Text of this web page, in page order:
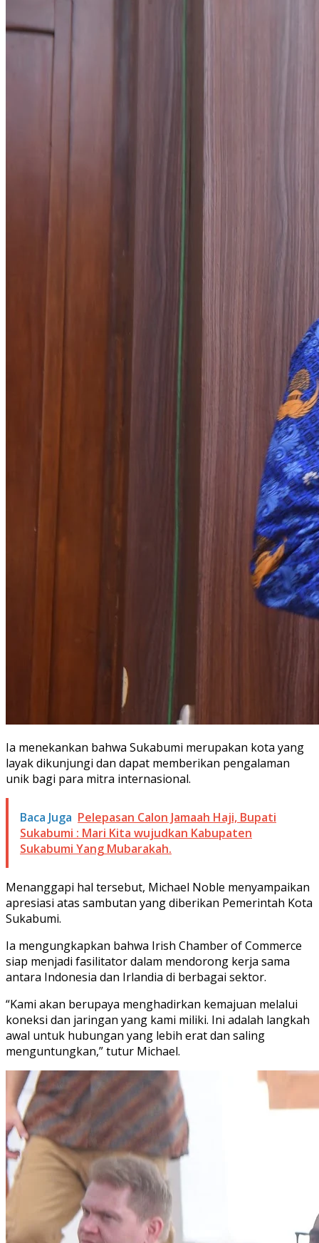
Ia menekankan bahwa Sukabumi merupakan kota yang
layak dikunjungi dan dapat memberikan pengalaman
unik bagi para mitra internasional.
Baca Juga Pelepasan Calon Jamaah Haji, Bupati
Sukabumi : Mari Kita wujudkan Kabupaten
Sukabumi Yang Mubarakah.
Menanggapi hal tersebut, Michael Noble menyampaikan
apresiasi atas sambutan yang diberikan Pemerintah Kota
Sukabumi.
Ia mengungkapkan bahwa Irish Chamber of Commerce
siap menjadi fasilitator dalam mendorong kerja sama
antara Indonesia dan Irlandia di berbagai sektor.
“Kami akan berupaya menghadirkan kemajuan melalui
koneksi dan jaringan yang kami miliki. Ini adalah langkah
awal untuk hubungan yang lebih erat dan saling
menguntungkan,” tutur Michael.